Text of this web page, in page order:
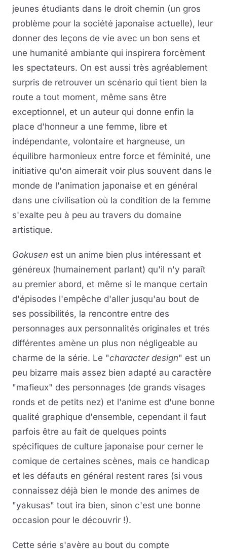
jeunes étudiants dans le droit chemin (un gros
problème pour la société japonaise actuelle), leur
donner des leçons de vie avec un bon sens et
une humanité ambiante qui inspirera forcèment
les spectateurs. On est aussi très agréablement
surpris de retrouver un scénario qui tient bien la
route a tout moment, même sans être
exceptionnel, et un auteur qui donne enfin la
place d'honneur a une femme, libre et
indépendante, volontaire et hargneuse, un
équilibre harmonieux entre force et féminité, une
initiative qu'on aimerait voir plus souvent dans le
monde de l'animation japonaise et en général
dans une civilisation où la condition de la femme
s'exalte peu à peu au travers du domaine
artistique.
Gokusen est un anime bien plus intéressant et
généreux (humainement parlant) qu'il n'y paraît
au premier abord, et même si le manque certain
d'épisodes l'empêche d'aller jusqu'au bout de
ses possibilités, la rencontre entre des
personnages aux personnalités originales et trés
différentes amène un plus non négligeable au
charme de la série. Le "character design" est un
peu bizarre mais assez bien adapté au caractère
"mafieux" des personnages (de grands visages
ronds et de petits nez) et l'anime est d'une bonne
qualité graphique d'ensemble, cependant il faut
parfois être au fait de quelques points
spécifiques de culture japonaise pour cerner le
comique de certaines scènes, mais ce handicap
et les défauts en général restent rares (si vous
connaissez déjà bien le monde des animes de
"yakusas" tout ira bien, sinon c'est une bonne
occasion pour le découvrir !).
Cette série s'avère au bout du compte